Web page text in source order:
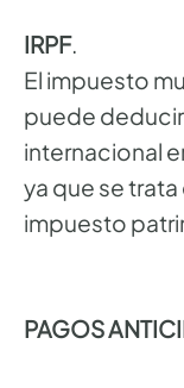
IRPF.
El impuesto
puede
internacional
ya que se
impuesto
PAGOS